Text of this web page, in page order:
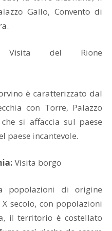
Gallo, Convento di
del Rione
è caratterizzato dal
con Torre, Palazzo
si affaccia sul paese
paese incantevole.
Visita borgo
popolazioni di origine
secolo, con popolazioni
il territorio è costellato